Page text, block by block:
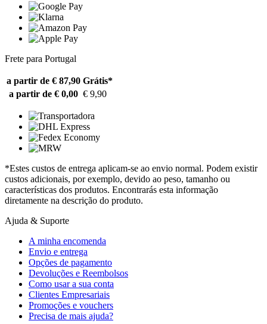
Frete para Portugal
a partir de € 87,90 Grátis*
a partir de € 0,00 € 9,90
*Estes custos de entrega aplicam-se ao envio normal. Podem existir
custos adicionais, por exemplo, devido ao peso, tamanho ou
características dos produtos. Encontrarás esta informação
diretamente na descrição do produto.
Ajuda & Suporte
A minha encomenda
Envio e entrega
Opções de pagamento
Devoluções e Reembolsos
Como usar a sua conta
Clientes Empresariais
Promoções e vouchers
Precisa de mais ajuda?